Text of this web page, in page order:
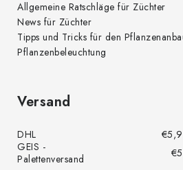
Allgemeine Ratschläge für Züchter
News für Züchter
Tipps und Tricks für den
Pflanzenbeleuchtung
Versand
DHL
GEIS -
Palettenversand